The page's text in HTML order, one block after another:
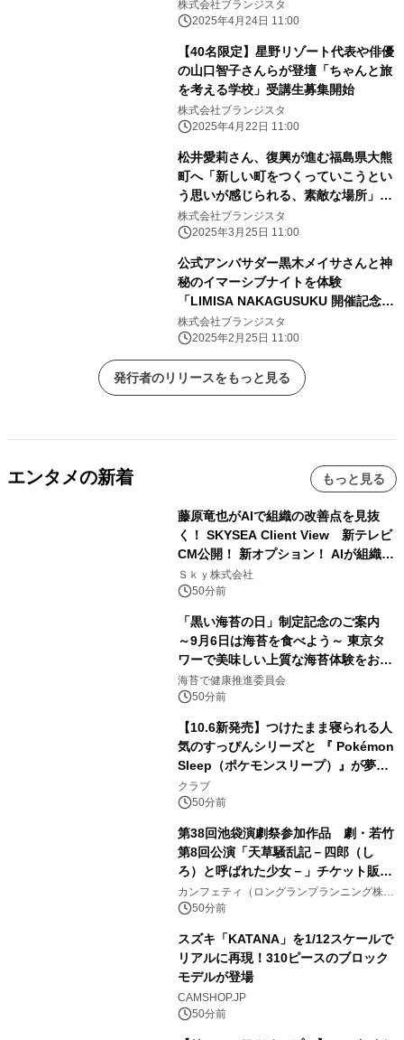
株式会社ブランジスタ
2025年4月24日 11:00
【40名限定】星野リゾート代表や俳優
の山口智子さんらが登壇「ちゃんと旅
を考える学校」受講生募集開始
株式会社ブランジスタ
2025年4月22日 11:00
松井愛莉さん、復興が進む福島県大熊
町へ「新しい町をつくっていこうとい
う思いが感じられる、素敵な場所」
「月刊 旅色」4月号公開
株式会社ブランジスタ
2025年3月25日 11:00
公式アンバサダー黒木メイサさんと神
秘のイマーシブナイトを体験
「LIMISA NAKAGUSUKU 開催記念レ
セプション」実施レポート
株式会社ブランジスタ
2025年2月25日 11:00
発行者のリリースをもっと見る
エンタメの新着 もっと見る
藤原竜也がAIで組織の改善点を見抜
く！ SKYSEA Client View 新テレビ
CM公開！ 新オプション！ AIが組織の
業務実態を分析し労務改善を支援。 藤
原竜也メイキング動画公開 「もしAIが
る自信がある」「昨年の夏はカブトム
シを捕まえたり、虫と戦ったり…」
Ｓｋｙ株式会社
50分前
「黒い海苔の日」制定記念のご案内
～9月6日は海苔を食べよう～ 東京タ
ワーで美味しい上質な海苔体験をお届
けします！
海苔で健康推進委員会
50分前
【10.6新発売】つけたまま寝られる人
気のすっぴんシリーズと 『 Pokémon
Sleep（ポケモンスリープ）』が夢の
コラボレーション！
クラブ
50分前
第38回池袋演劇祭参加作品 劇・若竹
第8回公演「天草騒乱記－四郎（し
ろ）と呼ばれた少女－」チケット販売
開始
カンフェティ（ロングランプランニング株式
会社）
50分前
スズキ「KATANA」を1/12スケールで
リアルに再現！310ピースのブロック
モデルが登場
CAMSHOP.JP
50分前